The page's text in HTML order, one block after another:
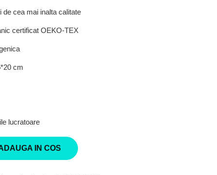
de cea mai inalta calitate
certificat OEKO-TEX
cm
lucratoare
IN COS